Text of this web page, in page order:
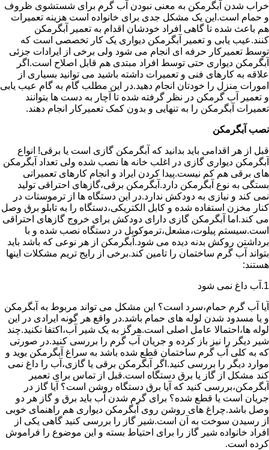
خراب شدن آبگرمکن به معنی نبودن آب گرم برای شستشوی ظروف
و حمام است.این یک مشکل جدی برای خانواده است هزینه تعمیرات
هم باعث شده تا گاهی افراد خودشان اقدام به تعمیر آبگرمکن
کنند.عیب یابی و تعمیر آبگرمکن دیواری یک کار تخصصی است که
توسط تعمیرکار حرفه ای انجام می شود ولی برخی از ایرادات جزئی
آبگرمکن دیواری حتی توسط افراد مبتدی هم قابل اصلاح است.اگر
علاقه به کارهای فنی و تعمیرات داشته باشید می توانید بسیاری از
امورات منزل را خودتان انجام دهید.در این مطلب گام به گام عیب یابی
و تعمیر آب گرمکن در نظر گرفته شده تا آچار به دست ها بتوانند
تعمیرات آبگرمکن را به تنهایی و بدون کمک تعمیرکار انجام دهند.
نصب آبگرمکن
قبل از هر اقدامی باید بدانید که آبگرمکن گازی است یا برقی! انواع
آبگرمکن دیواری گازی در اغلب خانه ها نصب شده ولی تعداد آبگرمکن
های برقی هم کم نیست.پیدا کردن ایراد و انجام کارهای تعمیراتی
بستگی به نوع آبگرمکن دارد.آبگرمکن برقی،گازهای احتراقی تولید
نمی کند و نیازی به دودکش ندارد.در این دستگاه ها از ترموستات در
کنار مخزن استفاده شده و کابل الکتریکی،دستگاه را به تابلو برق وصل
می کند.اما آبگرمکن گازی دارای دودکش برای خروج گازهای احتراقی
است.سیستم پیلوت،مشعل،ترموکوبل در دستگاه نصب شده و با
برداشتن روکش بدنه دیده می شود.آبگرمکن از هر نوعی که باشد باید
بتواند آب گرم ساختمان را تامین کند.برخی از رایج تریم مشکلات اینها
هستند:
1.آب داغ نمی شود
آیا آب گرم حمام،سرد است؟ این مشکل می تواند مربوط به آبگرمکن
و یا مسدود شدن لوله های حمام باشد.در واقع هر گونه ایرادی در این
لوله ها،احتمالا عامل اصلی است.هرگز به یک شیر آب،اکتفا نکنید.چند
شیر دیگر را نیز باز کرده و جریان آب گرم را بررسی کنید.در صورتی
که به کلی آب گرم ساختمان قطع شده باشد به سراغ آبگرمکن بوید و
موارد دیگر را بررسی کنید.اگر آبگرمکن برقی یا گازی،آب را داغ نمی
کند مشکل از گاز یا برق دستگاه است.قبل از تماس برای تعمیر
آبگرمکن،بررسی کنید که آیا برق دستگاه روشن است؟ آیا گاز در
جریان است یا قطع شده؟ برای گرم شدن آب باید برق و گاز هر دو
وصل باشد.چراغ های روشن روی آبگرمکن دیواری هم راهنمای خوبی
از رسیدن سوخت به آن است.شیر گاز را بررسی کنید گاهی یکی از
افراد خانواده شیر گاز را برای احتیاط بسته و این موضوع را فراموش
کرده است.